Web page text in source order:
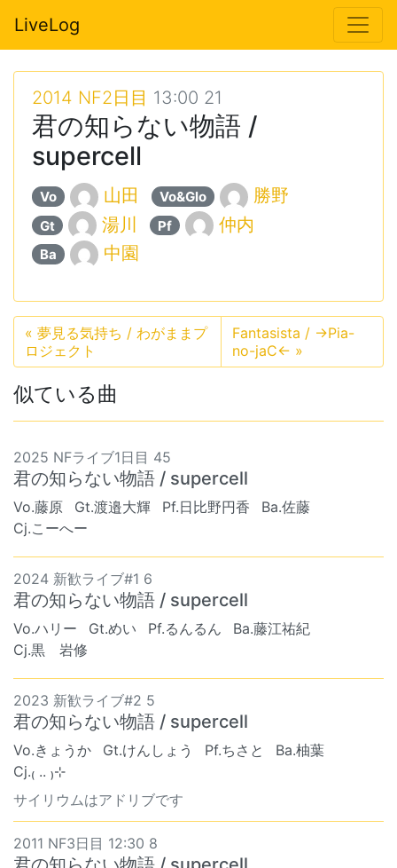
LiveLog
2014 NF2日目 13:00 21
君の知らない物語 /
supercell
Vo 山田 Vo&Glo 勝野
Gt 湯川 Pf 仲内
Ba 中園
« 夢見る気持ち / わがままプ
ロジェクト
Fantasista / →Pia-
no-jaC← »
似ている曲
2025 NFライブ1日目 45
君の知らない物語 / supercell
Vo.藤原 Gt.渡邉大輝 Pf.日比野円香
Ba.佐藤
Cj.こーへー
2024 新歓ライブ#1 6
君の知らない物語 / supercell
Vo.ハリー Gt.めい Pf.るんるん
Ba.藤江祐紀
Cj.黒 岩修
2023 新歓ライブ#2 5
君の知らない物語 / supercell
Vo.きょうか Gt.けんしょう Pf.ちさと
Ba.柚葉
Cj.₍ .. ₎⊹
サイリウムはアドリブです
2011 NF3日目 12:30 8